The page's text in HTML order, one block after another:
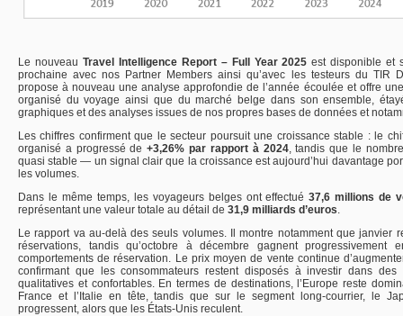
Le nouveau Travel Intelligence Report – Full Year 2025 est disponible et
prochaine avec nos Partner Members ainsi qu’avec les testeurs du TIR
propose à nouveau une analyse approfondie de l’année écoulée et offre
organisé du voyage ainsi que du marché belge dans son ensemble,
graphiques et des analyses issues de nos propres bases de données et
Les chiffres confirment que le secteur poursuit une croissance stable : le
organisé a progressé de+3,26% par rapport à 2024, tandis que le
quasi stable — un signal clair que la croissance est aujourd’hui davantage
les volumes.
Dans le même temps, les voyageurs belges ont effectué37,6 millions de
représentant une valeur totale au détail de 31,9 milliards d’euros.
Le rapport va au-delà des seuls volumes. Il montre notamment que janvier
réservations, tandis qu’octobre à décembre gagnent progressivement
comportements de réservation. Le prix moyen de vente continue
confirmant que les consommateurs restent disposés à investir dans des
qualitatives et confortables. En termes de destinations, l’Europe reste
France et l’Italie en tête, tandis que sur le segment long-courrier, le
progressent, alors que les États-Unis reculent.